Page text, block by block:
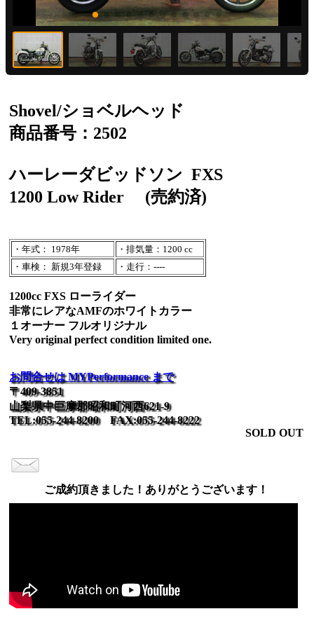
Shovel/ショベルヘッド
商品番号：2502
ハーレーダビッドソン FXS
1200 Low Rider
(売約済)
・年式： 1978年
・排気量：1200 cc
・車検： 新規3年登録
・走行：----
1200cc FXS ローライダー
非常にレアなAMFのホワイトカラー
１オーナー フルオリジナル
Very original perfect condition limited one.
お問合せは MYPerformance まで
〒409-3851
山梨県中巨摩郡昭和町河西621-9
TEL:055-244-8200 FAX:055-244-8222
SOLD OUT
ご成約頂きました！ありがとうございます！